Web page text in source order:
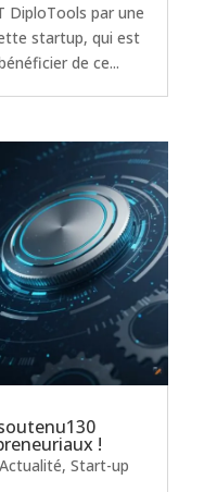
DiploTools par une
startup, qui est
de ce...
!
Actualité, Start-up